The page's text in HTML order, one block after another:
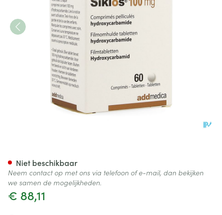
€ 88,11
Niet beschikbaar
Neem contact op met ons via telefoon of e-mail, dan bekijken
we samen de mogelijkheden.